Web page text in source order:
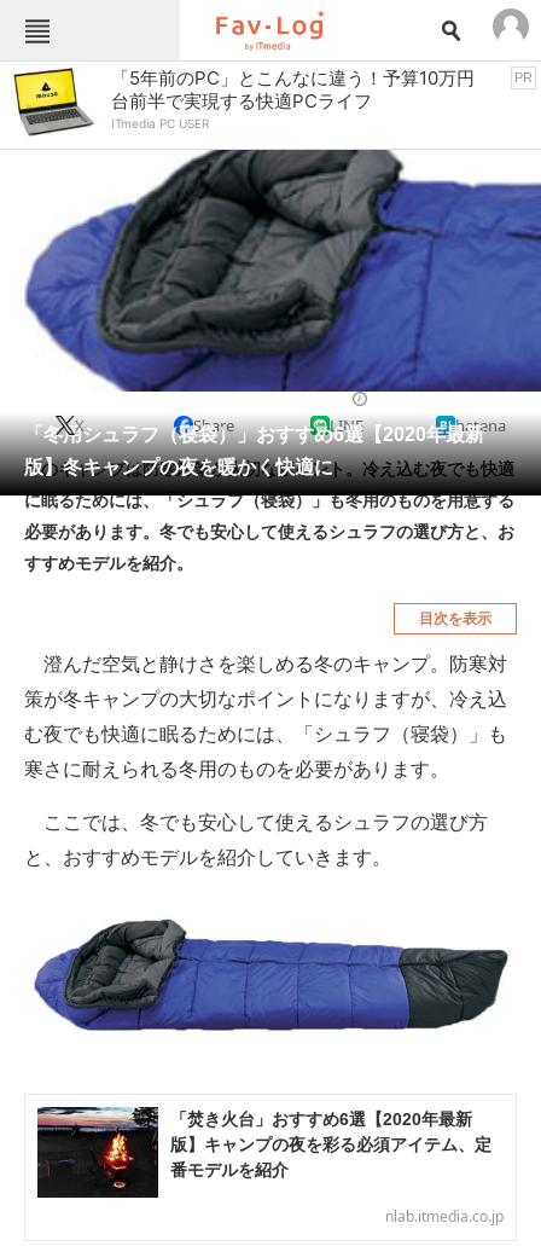
Fav-Logカテゴリー一覧
TOP アウトドア用品
インテリア・収納 おもちゃ・ホビー
キッチン家電
キッチン用品 ゲーム
コンテンツ・サービス スイーツ・お菓子
スポーツ・レジャー スマホ・携帯電話
パソコン・タブレット ファッション
ペット 家電
工具・DIY 本・DVD・CD
生活家電 生活用品
空調・季節家電
釣り具・釣り用品 食品・飲料・お酒
メディア
注目記事を集めた総合ページ
ITの今と未来を見通す
スマホと通信の最新トレンド
進化するPCとデバイスの未来
好きが集まる 比べて選べる
AI活用のいまが分かる
企業ITのトレンドを詳説
経営リーダーのコミュニティ
「5年前のPC」とこんなに違う！予算10万円
台前半で実現する快適PCライフ
ITmedia PC USER
PR
「冬用シュラフ（寝袋）」おすすめ6選【2020年最新
版】冬キャンプの夜を暖かく快適に
X Share LINE hatena
冬のキャンプは防寒対策が大切なポイント。冷え込む夜でも快適
に眠るためには、「シュラフ（寝袋）」も冬用のものを用意する
必要があります。冬でも安心して使えるシュラフの選び方と、お
すすめモデルを紹介。
目次を表示
澄んだ空気と静けさを楽しめる冬のキャンプ。防寒対
策が冬キャンプの大切なポイントになりますが、冷え込
む夜でも快適に眠るためには、「シュラフ（寝袋）」も
寒さに耐えられる冬用のものを必要があります。
ここでは、冬でも安心して使えるシュラフの選び方
と、おすすめモデルを紹介していきます。
「焚き火台」おすすめ6選【2020年最新
版】キャンプの夜を彩る必須アイテム、定
番モデルを紹介
nlab.itmedia.co.jp